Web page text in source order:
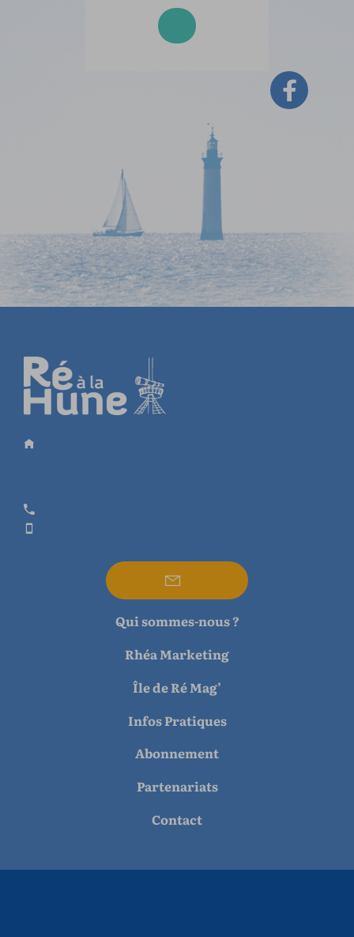
Qui sommes-nous ?
Rhéa Marketing
Île de Ré Mag’
Infos Pratiques
Abonnement
Partenariats
Contact